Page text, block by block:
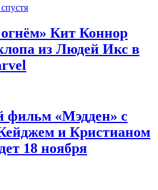
огнём» Кит Коннор
из Людей Икс в
фильм «Мэдден» с
и Кристианом
18 ноября